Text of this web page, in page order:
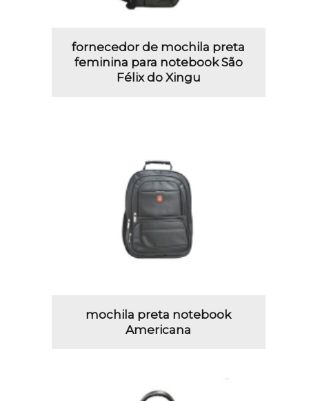
fornecedor de mochila preta
feminina para notebook São
Félix do Xingu
mochila preta notebook
Americana